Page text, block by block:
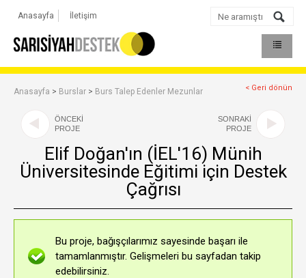
Anasayfa İletişim
Anasayfa > Burslar > Burs Talep Edenler Mezunlar < Geri dönün
ÖNCEKİ
PROJE
Elif Doğan'ın (İEL'16) Münih
Üniversitesinde Eğitimi için Destek
Çağrısı
SONRAKİ
PROJE
Bu proje, bağışçılarımız sayesinde başarı ile
tamamlanmıştır. Gelişmeleri bu sayfadan takip
edebilirsiniz.